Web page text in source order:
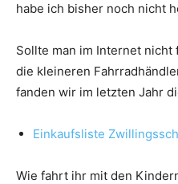
habe ich bisher noch nicht
Sollte man im Internet
die kleineren
fanden wir im letzten Jahr
Einkaufsliste
Wie fahrt ihr mit den